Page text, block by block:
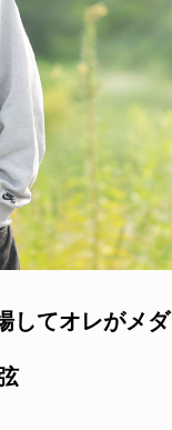
してオレがメダ